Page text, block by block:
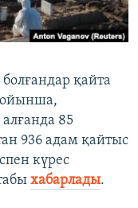
қайта
85
936 адам қайтыс
күрес
хабарлады.